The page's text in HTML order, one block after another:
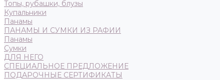
Топы, рубашки, блузы
Купальники
Панамы
ПАНАМЫ И СУМКИ ИЗ РАФИИ
Панамы
Сумки
ДЛЯ НЕГО
СПЕЦИАЛЬНОЕ ПРЕДЛОЖЕНИЕ
ПОДАРОЧНЫЕ СЕРТИФИКАТЫ